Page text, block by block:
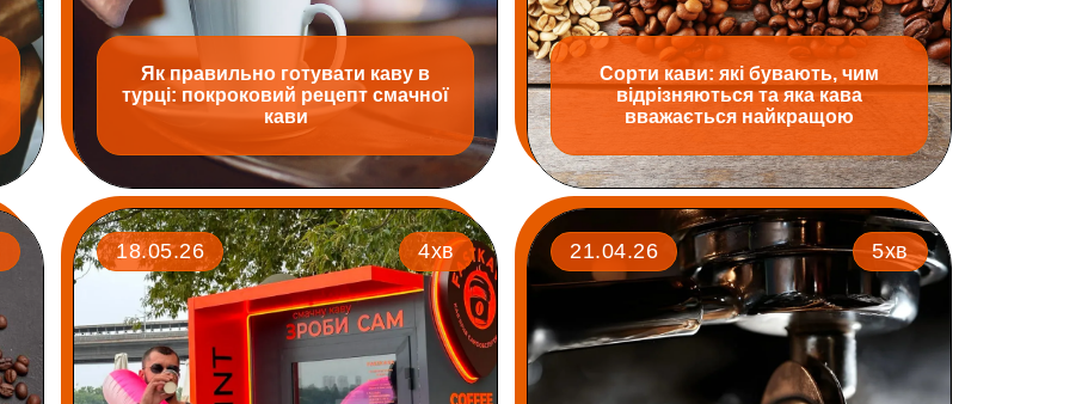
Як правильно готувати каву в
турці: покроковий рецепт смачної
кави
Сорти кави: які бувають, чим
відрізняються та яка кава
вважається найкращою
18.05.26 4хв 21.04.26 5хв